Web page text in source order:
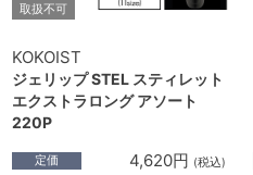
取扱不可
KOKOIST
ジェリップ STEL スティレット
エクストラロング アソート
220P
定価 4,620円 (税込)